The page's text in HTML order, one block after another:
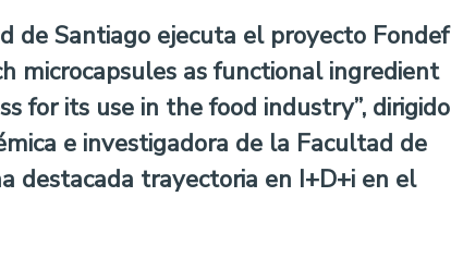
de Santiago ejecuta el proyecto Fondef
microcapsules as functional ingredient
for its use in the food industry”, dirigido
e investigadora de la Facultad de
destacada trayectoria en I+D+i en el